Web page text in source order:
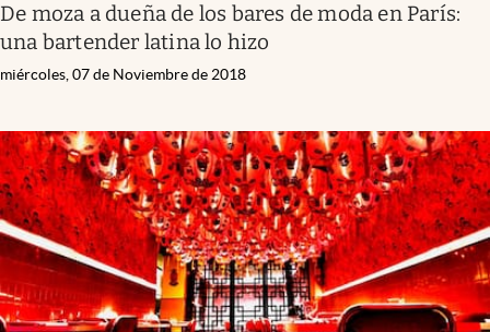
De moza a dueña de los bares de moda en París:
una bartender latina lo hizo
miércoles, 07 de Noviembre de 2018